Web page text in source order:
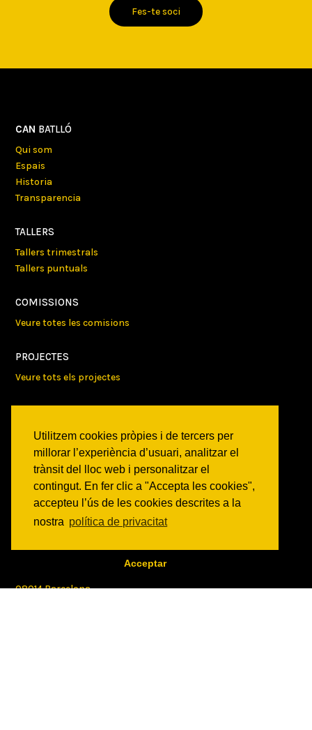
Utilitzem cookies pròpies i de tercers per
millorar l’experiència d’usuari, analitzar el
trànsit del lloc web i personalitzar el
contingut. En fer clic a "Accepta les cookies",
accepteu l’ús de les cookies descrites a la
nostra política de privacitat
Acceptar
Fes-te soci
CAN BATLLÓ
Qui som
Espais
Historia
Transparencia
TALLERS
Tallers trimestrals
Tallers puntuals
COMISSIONS
Veure totes les comisions
PROJECTES
Veure tots els projectes
Veure totes les activitats
NOTICIES
Activitats
Comunicats
Victories
ON SOM?
08014 Barcelona